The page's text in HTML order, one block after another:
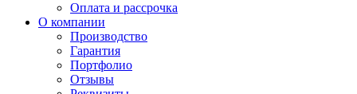
Оплата и рассрочка
О компании
Производство
Гарантия
Портфолио
Отзывы